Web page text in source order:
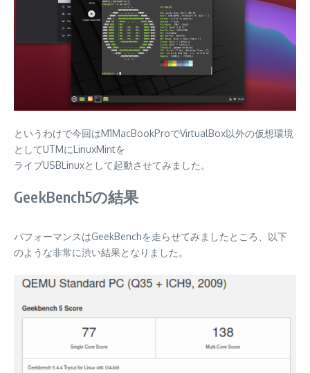
というわけで今回はM1MacBookProでVirtualBox以外の仮想環境
としてUTMにLinuxMintを
ライブUSBLinuxとして起動させてみました。
GeekBench5の結果
パフォーマンスはGeekBenchを走らせてみましたところ、以下
のような非常に渋い結果となりました。